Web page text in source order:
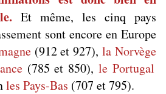
Et même, les cinq pays
sont encore en Europe
(912 et 927),la Norvège
(785 et 850),le Portugal
les Pays-Bas (707 et 795).